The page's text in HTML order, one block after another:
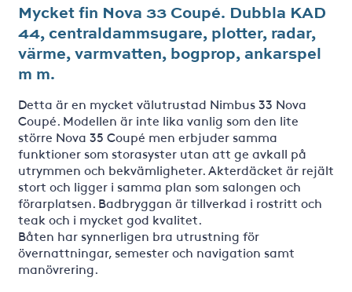
Mycket fin Nova 33 Coupé. Dubbla KAD
44, centraldammsugare, plotter, radar,
värme, varmvatten, bogprop, ankarspel
m m.
Detta är en mycket välutrustad Nimbus 33 Nova
Coupé. Modellen är inte lika vanlig som den lite
större Nova 35 Coupé men erbjuder samma
funktioner som storasyster utan att ge avkall på
utrymmen och bekvämligheter. Akterdäcket är rejält
stort och ligger i samma plan som salongen och
förarplatsen. Badbryggan är tillverkad i rostritt och
teak och i mycket god kvalitet.
Båten har synnerligen bra utrustning för
övernattningar, semester och navigation samt
manövrering.